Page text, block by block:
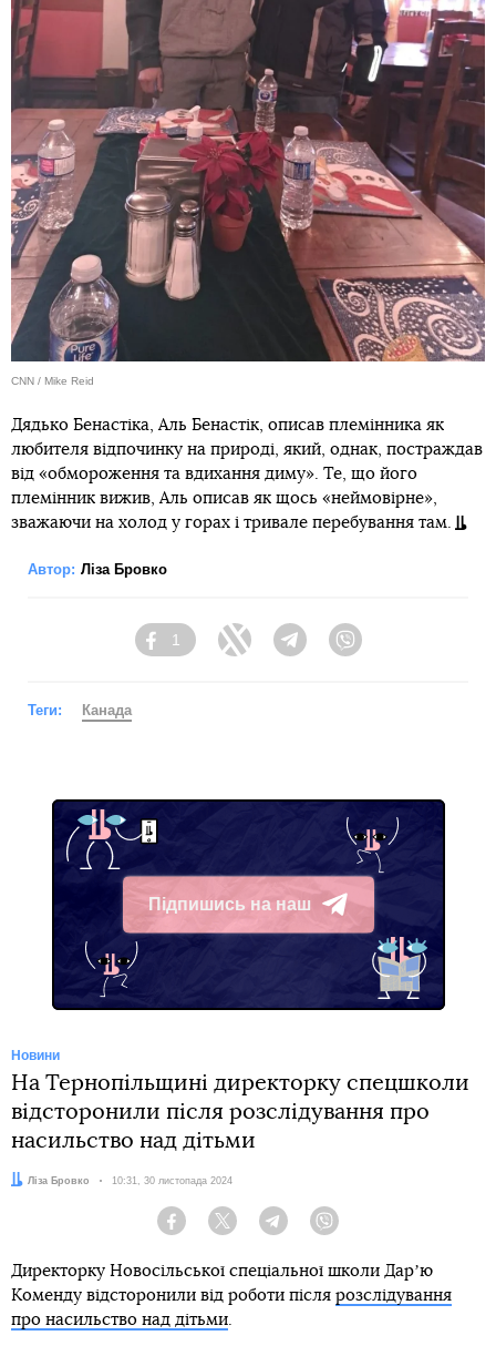
CNN / Mike Reid
Дядько Бенастіка, Аль Бенастік, описав племінника як
любителя відпочинку на природі, який, однак, постраждав
від «обмороження та вдихання диму». Те, що його
племінник вижив, Аль описав як щось «неймовірне»,
зважаючи на холод у горах і тривале перебування там.
Автор: Ліза Бровко
Facebook
1
Twitter Telegram
Теги: Канада
Підпишись на наш
Telegram
Новини
На Тернопільщині директорку спецшколи
відсторонили після розслідування про
насильство над дітьми
Автор:
Ліза Бровко Дата:
10:31, 30 листопада 2024
Facebook Twitter Telegram
Директорку Новосільської спеціальної школи Дарʼю
Коменду відсторонили від роботи після розслідування
про насильство над дітьми.